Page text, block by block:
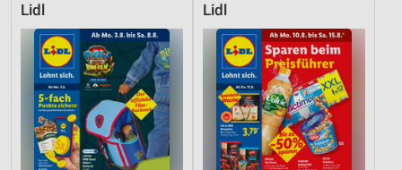
Lidl Lidl